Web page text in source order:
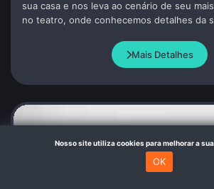
sua casa e nos leva ao cenário de seu
no teatro, onde conhecemos detalhes da
através de trechos de filmes que levam
"Garota de Ipanema", "O Xangô de Baker
Mais Detalhes
Nosso site utiliza cookies para melhorar a
OK